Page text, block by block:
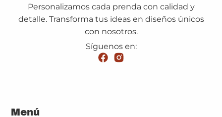
Personalizamos cada prenda con calidad y
detalle. Transforma tus ideas en diseños únicos
con nosotros.
Síguenos en:
Menú